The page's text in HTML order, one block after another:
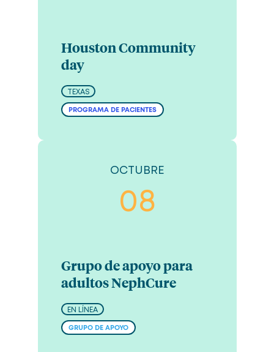
Houston Community
day
TEXAS
PROGRAMA DE PACIENTES
OCTUBRE
08
Grupo de apoyo para
adultos NephCure
EN LÍNEA
GRUPO DE APOYO